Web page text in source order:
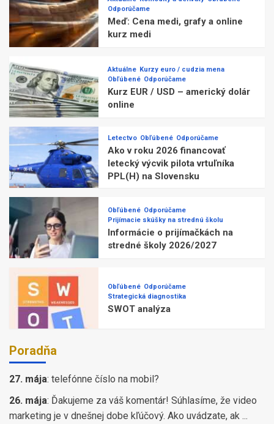
Odporúčame
Meď: Cena medi, grafy a online
kurz medi
Aktuálne Kurzy euro / cudzia mena
Obľúbené Odporúčame
Kurz EUR / USD – americký dolár
online
Letectvo Obľúbené Odporúčame
Ako v roku 2026 financovať
letecký výcvik pilota vrtuľníka
PPL(H) na Slovensku
Obľúbené Odporúčame
Prijímacie skúšky na strednú školu
Informácie o prijímačkách na
stredné školy 2026/2027
Obľúbené Odporúčame
Strategická diagnostika
SWOT analýza
Poradňa
27. mája: telefónne číslo na mobil?
26. mája: Ďakujeme za váš komentár! Súhlasíme, že video
marketing je v dnešnej dobe kľúčový. Ako uvádzate, ak ...